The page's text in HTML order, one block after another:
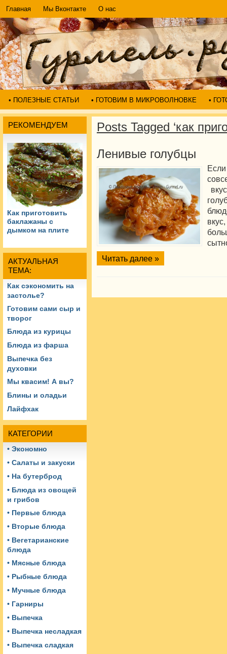
Главная Мы Вконтакте О нас
• ПОЛЕЗНЫЕ СТАТЬИ • ГОТОВИМ В МИКРОВОЛНОВКЕ •
РЕКОМЕНДУЕМ
Как приготовить
баклажаны с
дымком на плите
АКТУАЛЬНАЯ
ТЕМА:
Как сэкономить на
застолье?
Готовим сами сыр и
творог
Блюда из курицы
Блюда из фарша
Выпечка без
духовки
Мы квасим! А вы?
Блины и оладьи
Лайфхак
КАТЕГОРИИ
• Экономно
• Салаты и закуски
• На бутерброд
• Блюда из овощей
и грибов
• Первые блюда
• Вторые блюда
• Вегетарианские
блюда
• Мясные блюда
• Рыбные блюда
• Мучные блюда
• Гарниры
• Выпечка
• Выпечка несладкая
• Выпечка сладкая
Posts Tagged ‘как
Ленивые голубцы
Читать далее »